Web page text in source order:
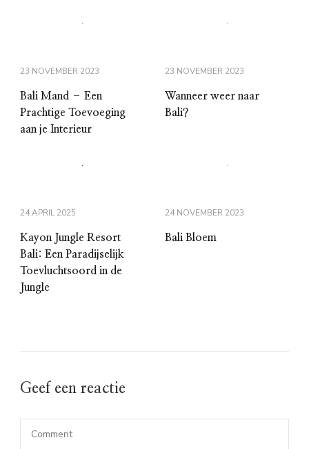
23 NOVEMBER 2023
Bali Mand – Een
Prachtige Toevoeging
aan je Interieur
23 NOVEMBER 2023
Wanneer weer naar
Bali?
24 APRIL 2025
Kayon Jungle Resort
Bali: Een Paradijselijk
Toevluchtsoord in de
Jungle
24 NOVEMBER 2023
Bali Bloem
Geef een reactie